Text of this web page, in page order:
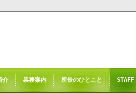
このままInternet Explorerから
Explorer互換の他の
お知らせの表示される場合
介 業務案内 所長のひとこと STAFF